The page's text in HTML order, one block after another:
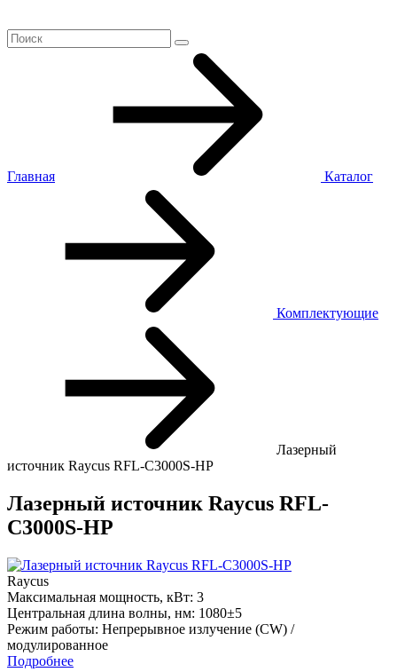
Главная Каталог
Комплектующие
Лазерный
источник Raycus RFL-C3000S-HP
Лазерный источник Raycus RFL-
C3000S-HP
Raycus
Максимальная мощность, кВт: 3
Центральная длина волны, нм: 1080±5
Режим работы: Непрерывное излучение (CW) /
модулированное
Подробнее